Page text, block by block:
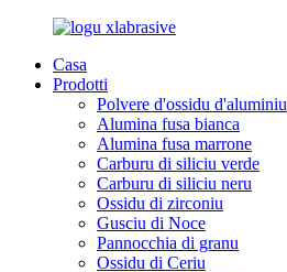
Casa
Prodotti
Polvere d'ossidu d'aluminiu
Alumina fusa bianca
Alumina fusa marrone
Carburu di siliciu verde
Carburu di siliciu neru
Ossidu di zirconiu
Gusciu di Noce
Pannocchia di granu
Ossidu di Ceriu